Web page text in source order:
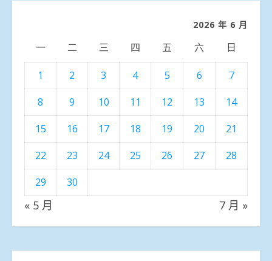
2026 年 6 月
一 二 三 四 五 六 日
1 2 3 4 5 6
7
8
9 10 11 12 13
14
15
16 17 18 19 20
21
22
23 24 25 26 27
28
29
30
« 5 月 7 月 »